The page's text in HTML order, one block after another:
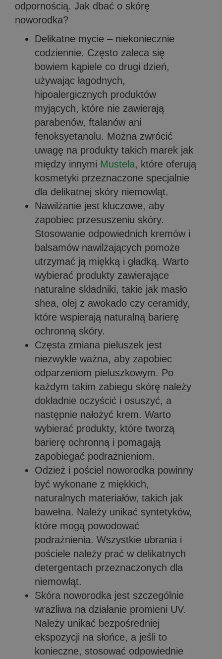
odpornością. Jak dbać o skórę
noworodka?
Delikatne mycie – niekoniecznie
codziennie. Często zaleca się
bowiem kąpiele co drugi dzień,
używając łagodnych,
hipoalergicznych produktów
myjących, które nie zawierają
parabenów, ftalanów ani
fenoksyetanolu. Można zwrócić
uwagę na produkty takich marek jak
między innymi Mustela, które oferują
kosmetyki przeznaczone specjalnie
dla delikatnej skóry niemowląt.
Nawilżanie jest kluczowe, aby
zapobiec przesuszeniu skóry.
Stosowanie odpowiednich kremów i
balsamów nawilżających pomoże
utrzymać ją miękką i gładką. Warto
wybierać produkty zawierające
naturalne składniki, takie jak masło
shea, olej z awokado czy ceramidy,
które wspierają naturalną barierę
ochronną skóry.
Częsta zmiana pieluszek jest
niezwykle ważna, aby zapobiec
odparzeniom pieluszkowym. Po
każdym takim zabiegu skórę należy
dokładnie oczyścić i osuszyć, a
następnie nałożyć krem. Warto
wybierać produkty, które tworzą
barierę ochronną i pomagają
zapobiegać podrażnieniom.
Odzież i pościel noworodka powinny
być wykonane z miękkich,
naturalnych materiałów, takich jak
bawełna. Należy unikać syntetyków,
które mogą powodować
podrażnienia. Wszystkie ubrania i
pościele należy prać w delikatnych
detergentach przeznaczonych dla
niemowląt.
Skóra noworodka jest szczególnie
wrażliwa na działanie promieni UV.
Należy unikać bezpośredniej
ekspozycji na słońce, a jeśli to
konieczne, stosować odpowiednie